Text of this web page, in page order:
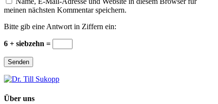
meinen nächsten Kommentar speichern.
Bitte gib eine Antwort in Ziffern ein:
6 + siebzehn =
Senden
Über uns